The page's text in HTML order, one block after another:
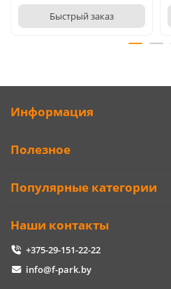
Быстрый заказ
Информация
Полезное
Популярные категории
Наши контакты
+375-29-151-22-22
info@f-park.by